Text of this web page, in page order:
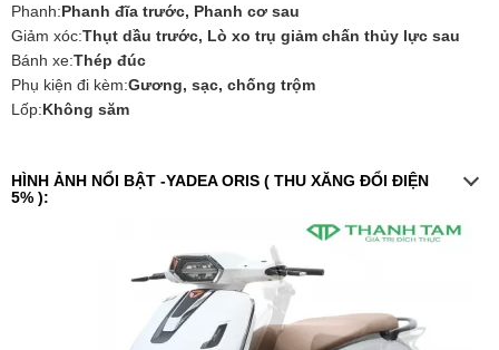
Phanh:Phanh đĩa trước, Phanh cơ sau
Giảm xóc:Thụt dầu trước, Lò xo trụ giảm chấn thủy lực sau
Bánh xe:Thép đúc
Phụ kiện đi kèm:Gương, sạc, chống trộm
Lốp:Không săm
HÌNH ẢNH NỔI BẬT -YADEA ORIS ( THU XĂNG ĐỔI ĐIỆN
5% ):